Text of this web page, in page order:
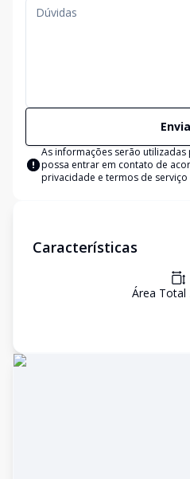
As informações serão
possa entrar em contato de
privacidade e termos de serviço
Características
Área Total